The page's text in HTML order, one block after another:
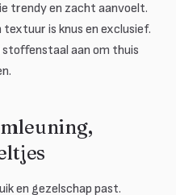
trendy en zacht aanvoelt.
is knus en exclusief.
stoffenstaal aan om thuis
en gezelschap past.